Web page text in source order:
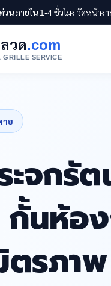
วน ภายใน 1-4 ชั่วโมง วัดหน้าง
วด.com
GRILLE SERVICE
าย
จกรั
นห้อ
ตรภาพ